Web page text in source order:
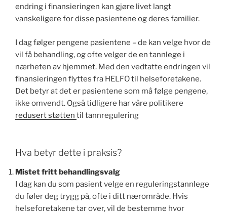
endring i finansieringen kan gjøre livet langt
vanskeligere for disse pasientene og deres familier.
I dag følger pengene pasientene – de kan velge hvor de
vil få behandling, og ofte velger de en tannlege i
nærheten av hjemmet. Med den vedtatte endringen vil
finansieringen flyttes fra HELFO til helseforetakene.
Det betyr at det er pasientene som må følge pengene,
ikke omvendt. Også tidligere har våre politikere
redusert støtten til tannregulering
Hva betyr dette i praksis?
Mistet fritt behandlingsvalg
I dag kan du som pasient velge en reguleringstannlege
du føler deg trygg på, ofte i ditt nærområde. Hvis
helseforetakene tar over, vil de bestemme hvor